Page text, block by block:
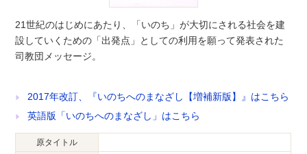
21世紀のはじめにあたり、「いのち」が大切にされる社会を建
設していくための「出発点」としての利用を願って発表された
司教団メッセージ。
2017年改訂、『いのちへのまなざし【増補新版】』はこちら
英語版「いのちへのまなざし」はこちら
原タイトル